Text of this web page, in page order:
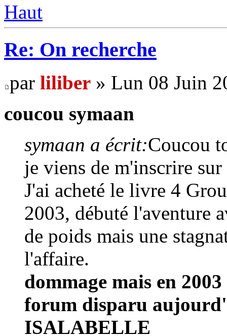
Haut
Re: On recherche
par liliber » Lun 08 Juin
coucou symaan
symaan a écrit:Coucou
je viens de m'inscrire
J'ai acheté le livre 4
2003, débuté l'aventure
de poids mais une
l'affaire.
dommage mais en
forum disparu
ISALABELLE